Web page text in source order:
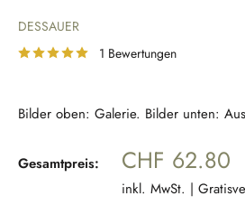
DESSAUER
1 Bewertungen
Bilder oben: Galerie. Bilder unten:
Gesamtpreis: Sonderpreis
CHF 62.80
inkl. MwSt. |